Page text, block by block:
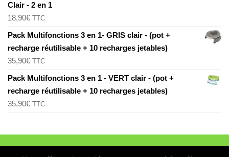
Clair - 2 en 1
18,90€ TTC
Pack Multifonctions 3 en 1- GRIS clair - (pot +
recharge réutilisable + 10 recharges jetables)
35,90€ TTC
Pack Multifonctions 3 en 1 - VERT clair - (pot +
recharge réutilisable + 10 recharges jetables)
35,90€ TTC